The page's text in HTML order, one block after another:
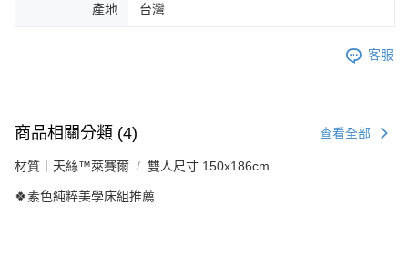
產地 台灣
客服
商品相關分類 (4) 查看全部
材質｜天絲™萊賽爾 雙人尺寸 150x186cm
🍀素色純粹美學床組推薦